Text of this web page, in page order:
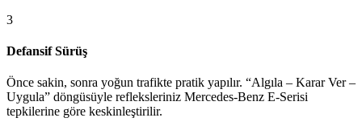
3
Defansif Sürüş
Önce sakin, sonra yoğun trafikte pratik yapılır. “Algıla – Karar Ver –
Uygula” döngüsüyle refleksleriniz Mercedes-Benz E-Serisi
tepkilerine göre keskinleştirilir.